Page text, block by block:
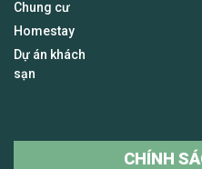
Chung cư
Homestay
Dự án khách
sạn
CHÍNH